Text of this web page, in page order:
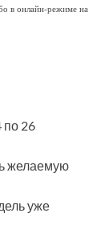
в онлайн-режиме на
по 26
желаемую
уже